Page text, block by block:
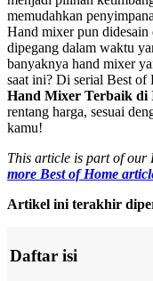
memudahkan
Hand mixer pun
dipegang dalam waktu
banyaknya hand mixer
saat ini? Di serial Best
Hand Mixer Terbaik di
rentang harga, sesuai
kamu!
This article is part of our
more Best of Home
Artikel ini terakhir
Daftar isi